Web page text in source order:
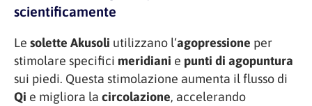
scientificamente
Le solette Akusoli utilizzano l‘agopressione per
stimolare specifici meridiani e punti di agopuntura
sui piedi. Questa stimolazione aumenta il flusso di
Qi e migliora la circolazione, accelerando